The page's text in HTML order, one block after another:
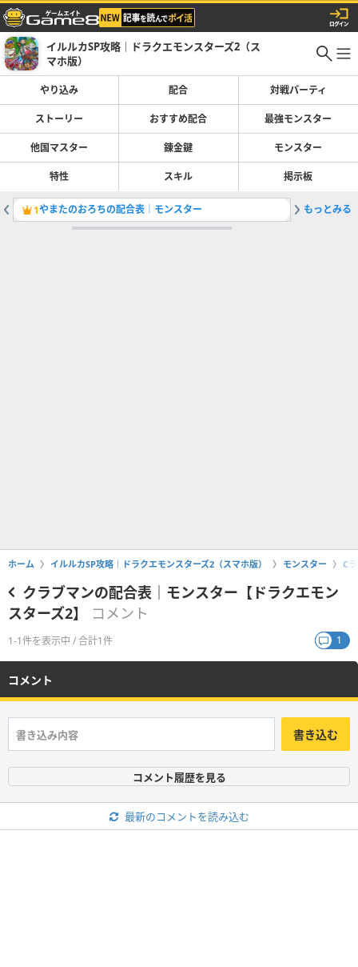
イルルカSP攻略｜ドラクエモンスターズ2（ス
マホ版）
やり込み 配合 対戦パーティ
ストーリー おすすめ配合 最強モンスター
他国マスター 錬金鍵 モンスター
特性 スキル 掲示板
1やまたのおろちの配合表｜モンスター 2バルボ
もっとみる
ホーム イルルカSP攻略｜ドラクエモンスターズ2（スマホ版） モンスター C
クラブマンの配合表｜モンスター【ドラクエモン
スターズ2】
コメント
1-1件を表示中 / 合計1件 1
コメント
書き込む
コメント履歴を見る
最新のコメントを読み込む